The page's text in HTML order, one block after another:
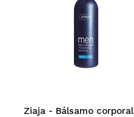
Ziaja - Bálsamo corporal